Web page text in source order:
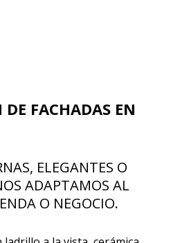
FACHADAS EN
ELEGANTES O
ADAPTAMOS AL
O NEGOCIO.